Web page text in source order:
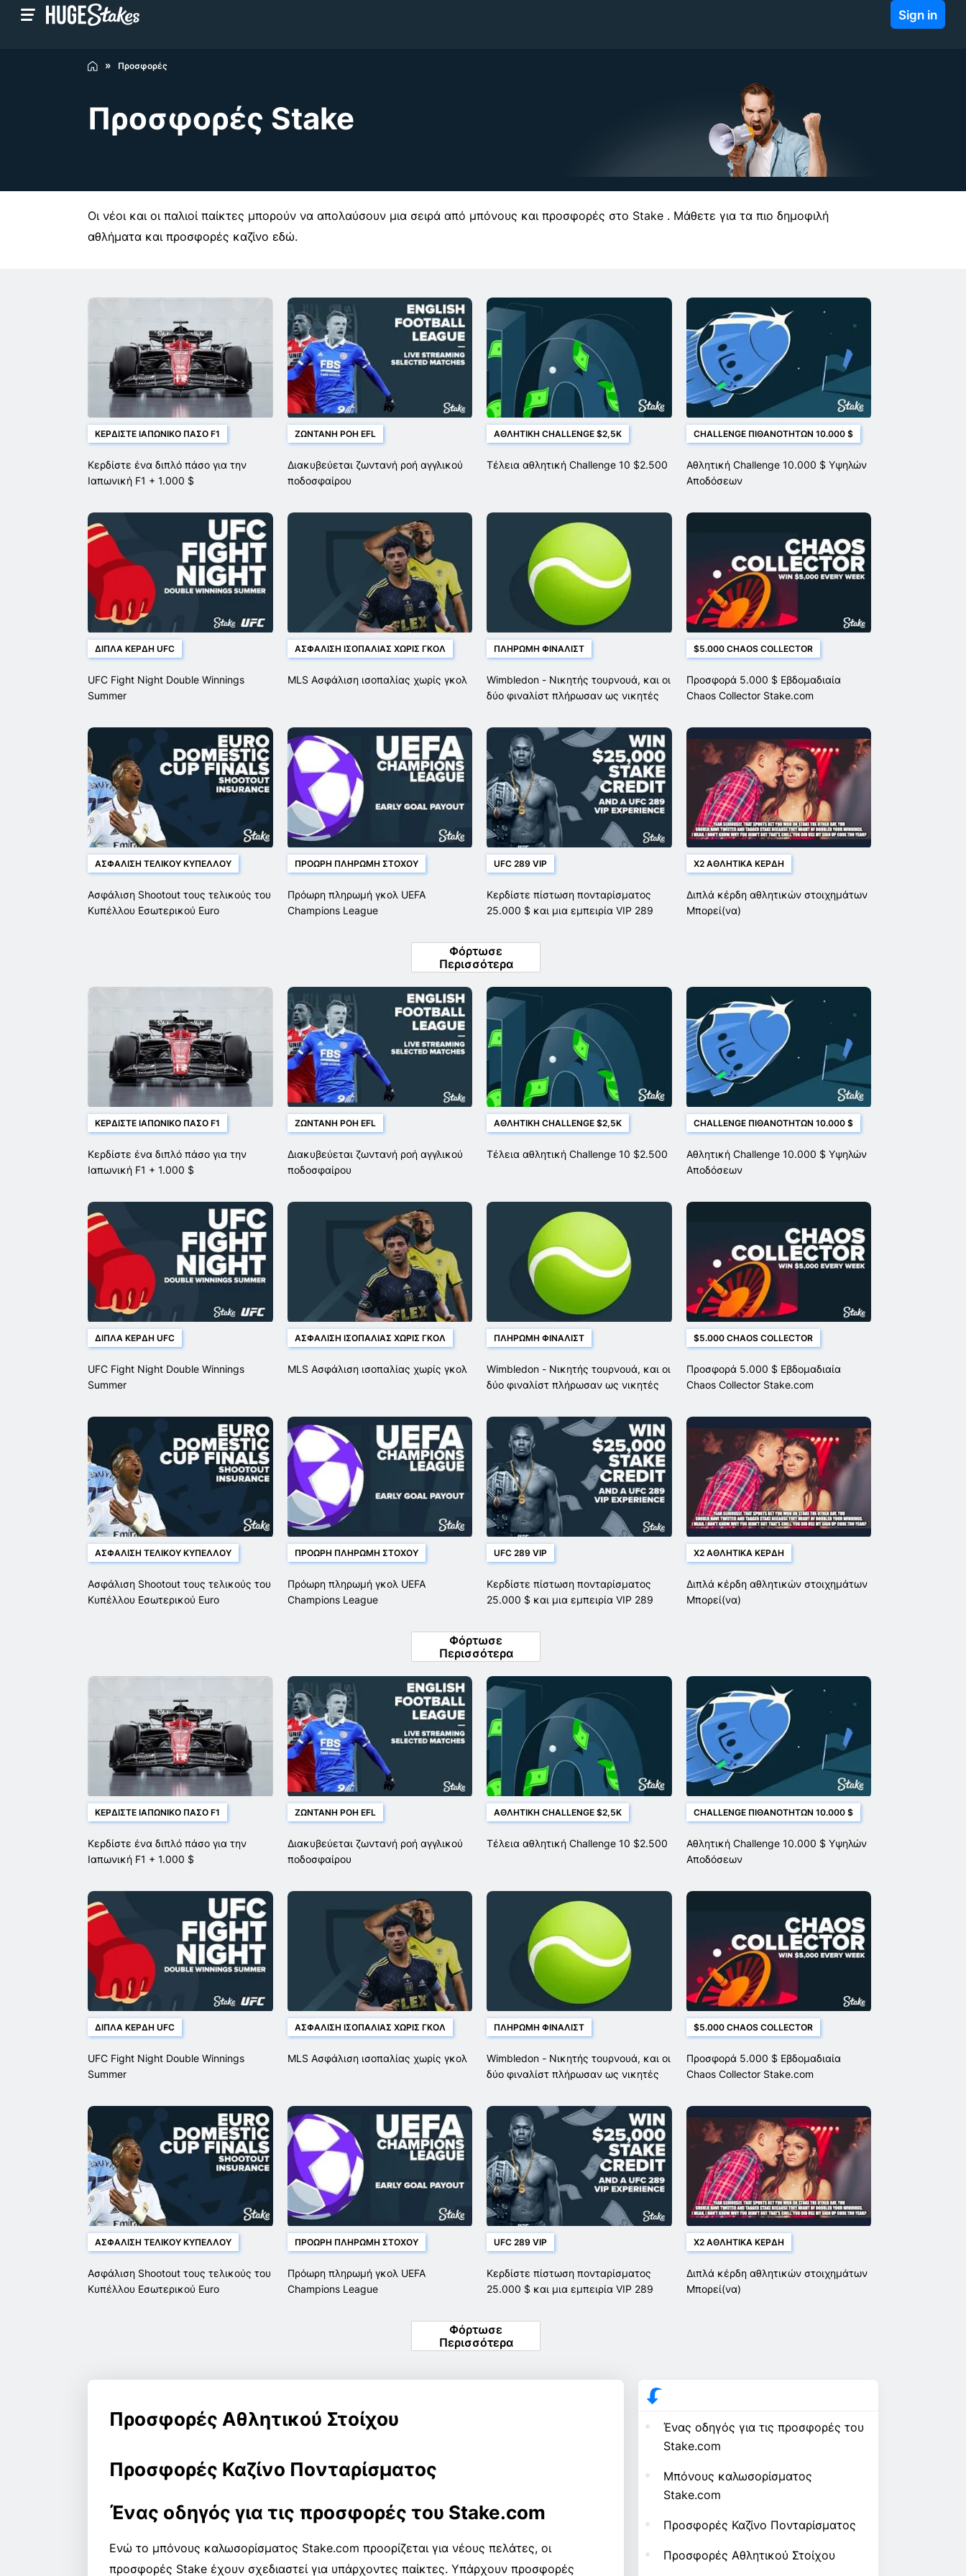
Sign in
Προσφορές
Προσφορές Stake
Οι νέοι και οι παλιοί παίκτες μπορούν να απολαύσουν μια σειρά από μπόνους και προσφορές στο Stake . Μάθετε για τα πιο δημοφιλή
αθλήματα και προσφορές καζίνο εδώ.
ΚΕΡΔΊΣΤΕ ΙΑΠΩΝΙΚΌ ΠΆΣΟ F1
Κερδίστε ένα διπλό πάσο για την
Ιαπωνική F1 + 1.000 $
ΖΩΝΤΑΝΉ ΡΟΉ EFL
Διακυβεύεται ζωντανή ροή αγγλικού
ποδοσφαίρου
ΑΘΛΗΤΙΚΉ CHALLENGE $2,5K
Τέλεια αθλητική Challenge 10 $2.500
CHALLENGE ΠΙΘΑΝΟΤΉΤΩΝ 10.000 $
Αθλητική Challenge 10.000 $ Υψηλών
Αποδόσεων
ΔΙΠΛΆ ΚΈΡΔΗ UFC
UFC Fight Night Double Winnings
Summer
ΑΣΦΆΛΙΣΗ ΙΣΟΠΑΛΊΑΣ ΧΩΡΊΣ ΓΚΟΛ
MLS Ασφάλιση ισοπαλίας χωρίς γκολ
ΠΛΗΡΩΜΉ ΦΙΝΑΛΊΣΤ
Wimbledon - Νικητής τουρνουά, και οι
δύο φιναλίστ πλήρωσαν ως νικητές
$5.000 CHAOS COLLECTOR
Προσφορά 5.000 $ Εβδομαδιαία
Chaos Collector Stake.com
ΑΣΦΆΛΙΣΗ ΤΕΛΙΚΟΎ ΚΥΠΈΛΛΟΥ
Ασφάλιση Shootout τους τελικούς του
Κυπέλλου Εσωτερικού Euro
ΠΡΌΩΡΗ ΠΛΗΡΩΜΉ ΣΤΌΧΟΥ
Πρόωρη πληρωμή γκολ UEFA
Champions League
UFC 289 VIP
Κερδίστε πίστωση πονταρίσματος
25.000 $ και μια εμπειρία VIP 289
X2 ΑΘΛΗΤΙΚΆ ΚΈΡΔΗ
Διπλά κέρδη αθλητικών στοιχημάτων
Μπορεί(να)
Φόρτωσε
Περισσότερα
ΚΕΡΔΊΣΤΕ ΙΑΠΩΝΙΚΌ ΠΆΣΟ F1
Κερδίστε ένα διπλό πάσο για την
Ιαπωνική F1 + 1.000 $
ΖΩΝΤΑΝΉ ΡΟΉ EFL
Διακυβεύεται ζωντανή ροή αγγλικού
ποδοσφαίρου
ΑΘΛΗΤΙΚΉ CHALLENGE $2,5K
Τέλεια αθλητική Challenge 10 $2.500
CHALLENGE ΠΙΘΑΝΟΤΉΤΩΝ 10.000 $
Αθλητική Challenge 10.000 $ Υψηλών
Αποδόσεων
ΔΙΠΛΆ ΚΈΡΔΗ UFC
UFC Fight Night Double Winnings
Summer
ΑΣΦΆΛΙΣΗ ΙΣΟΠΑΛΊΑΣ ΧΩΡΊΣ ΓΚΟΛ
MLS Ασφάλιση ισοπαλίας χωρίς γκολ
ΠΛΗΡΩΜΉ ΦΙΝΑΛΊΣΤ
Wimbledon - Νικητής τουρνουά, και οι
δύο φιναλίστ πλήρωσαν ως νικητές
$5.000 CHAOS COLLECTOR
Προσφορά 5.000 $ Εβδομαδιαία
Chaos Collector Stake.com
ΑΣΦΆΛΙΣΗ ΤΕΛΙΚΟΎ ΚΥΠΈΛΛΟΥ
Ασφάλιση Shootout τους τελικούς του
Κυπέλλου Εσωτερικού Euro
ΠΡΌΩΡΗ ΠΛΗΡΩΜΉ ΣΤΌΧΟΥ
Πρόωρη πληρωμή γκολ UEFA
Champions League
UFC 289 VIP
Κερδίστε πίστωση πονταρίσματος
25.000 $ και μια εμπειρία VIP 289
X2 ΑΘΛΗΤΙΚΆ ΚΈΡΔΗ
Διπλά κέρδη αθλητικών στοιχημάτων
Μπορεί(να)
Φόρτωσε
Περισσότερα
ΚΕΡΔΊΣΤΕ ΙΑΠΩΝΙΚΌ ΠΆΣΟ F1
Κερδίστε ένα διπλό πάσο για την
Ιαπωνική F1 + 1.000 $
ΖΩΝΤΑΝΉ ΡΟΉ EFL
Διακυβεύεται ζωντανή ροή αγγλικού
ποδοσφαίρου
ΑΘΛΗΤΙΚΉ CHALLENGE $2,5K
Τέλεια αθλητική Challenge 10 $2.500
CHALLENGE ΠΙΘΑΝΟΤΉΤΩΝ 10.000 $
Αθλητική Challenge 10.000 $ Υψηλών
Αποδόσεων
ΔΙΠΛΆ ΚΈΡΔΗ UFC
UFC Fight Night Double Winnings
Summer
ΑΣΦΆΛΙΣΗ ΙΣΟΠΑΛΊΑΣ ΧΩΡΊΣ ΓΚΟΛ
MLS Ασφάλιση ισοπαλίας χωρίς γκολ
ΠΛΗΡΩΜΉ ΦΙΝΑΛΊΣΤ
Wimbledon - Νικητής τουρνουά, και οι
δύο φιναλίστ πλήρωσαν ως νικητές
$5.000 CHAOS COLLECTOR
Προσφορά 5.000 $ Εβδομαδιαία
Chaos Collector Stake.com
ΑΣΦΆΛΙΣΗ ΤΕΛΙΚΟΎ ΚΥΠΈΛΛΟΥ
Ασφάλιση Shootout τους τελικούς του
Κυπέλλου Εσωτερικού Euro
ΠΡΌΩΡΗ ΠΛΗΡΩΜΉ ΣΤΌΧΟΥ
Πρόωρη πληρωμή γκολ UEFA
Champions League
UFC 289 VIP
Κερδίστε πίστωση πονταρίσματος
25.000 $ και μια εμπειρία VIP 289
X2 ΑΘΛΗΤΙΚΆ ΚΈΡΔΗ
Διπλά κέρδη αθλητικών στοιχημάτων
Μπορεί(να)
Φόρτωσε
Περισσότερα
Προσφορές Αθλητικού Στοίχου
Προσφορές Καζίνο Πονταρίσματος
Ένας οδηγός για τις προσφορές του Stake.com
Ενώ το μπόνους καλωσορίσματος Stake.com προορίζεται για νέους πελάτες, οι
προσφορές Stake έχουν σχεδιαστεί για υπάρχοντες παίκτες. Υπάρχουν προσφορές
Ένας οδηγός για τις προσφορές του
Stake.com
Μπόνους καλωσορίσματος
Stake.com
Προσφορές Καζίνο Πονταρίσματος
Προσφορές Αθλητικού Στοίχου